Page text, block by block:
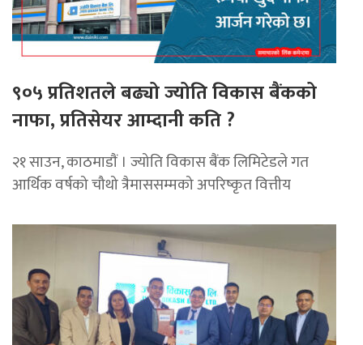
९०५ प्रतिशतले बढ्यो ज्योति विकास बैंकको
नाफा, प्रतिसेयर आम्दानी कति ?
२१ साउन, काठमाडाैं । ज्योति विकास बैंक लिमिटेडले गत
आर्थिक वर्षको चौथो त्रैमाससम्मको अपरिष्कृत वित्तीय